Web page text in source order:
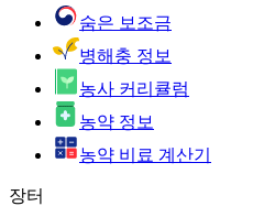
숨은 보조금
병해충 정보
농사 커리큘럼
농약 정보
농약 비료 계산기
장터